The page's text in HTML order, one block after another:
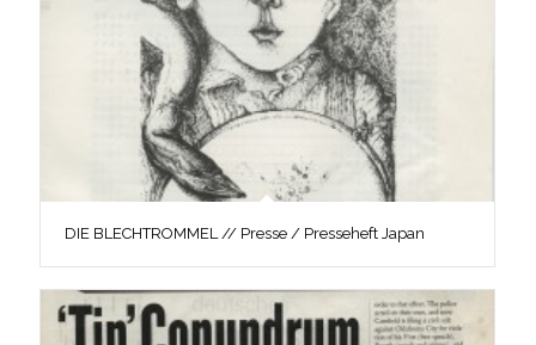
DIE BLECHTROMMEL // Presse / Presseheft Japan